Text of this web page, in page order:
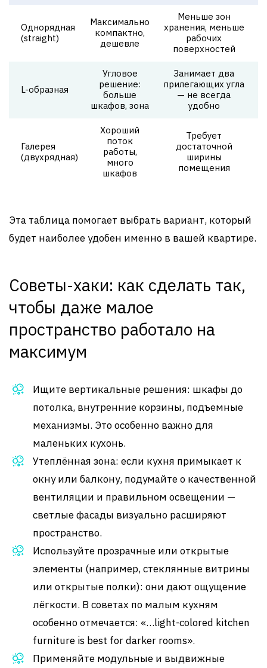
Однорядная
(straight)
Максимально
компактно,
дешевле
Меньше зон
хранения, меньше
рабочих
поверхностей
L-образная
Угловое
решение:
больше
шкафов, зона
Занимает два
прилегающих угла
— не всегда
удобно
Галерея
(двухрядная)
Хороший
поток
работы,
много
шкафов
Требует
достаточной
ширины
помещения
Эта таблица помогает выбрать вариант, который
будет наиболее удобен именно в вашей квартире.
Советы-хаки: как сделать так,
чтобы даже малое
пространство работало на
максимум
Ищите вертикальные решения: шкафы до
потолка, внутренние корзины, подъемные
механизмы. Это особенно важно для
маленьких кухонь.
Утеплённая зона: если кухня примыкает к
окну или балкону, подумайте о качественной
вентиляции и правильном освещении —
светлые фасады визуально расширяют
пространство.
Используйте прозрачные или открытые
элементы (например, стеклянные витрины
или открытые полки): они дают ощущение
лёгкости. В советах по малым кухням
особенно отмечается: «…light-colored kitchen
furniture is best for darker rooms».
Применяйте модульные и выдвижные